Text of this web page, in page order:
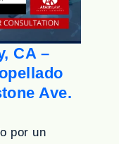
CA –
Ave.
por un